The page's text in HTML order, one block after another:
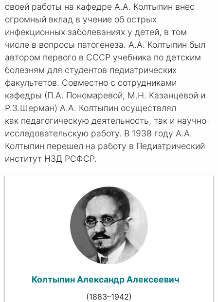
своей работы на кафедре А.А. Колтыпин внес
огромный вклад в учение об острых
инфекционных заболеваниях у детей, в том
числе в вопросы патогенеза. А.А. Колтыпин был
автором первого в СССР учебника по детским
болезням для студентов педиатрических
факультетов. Совместно с сотрудниками
кафедры (П.А. Пономаревой, М.Н. Казанцевой и
Р.З.Шерман) А.А. Колтыпин осуществлял
как педагогическую деятельность, так и научно-
исследовательскую работу. В 1938 году А.А.
Колтыпин перешел на работу в Педиатрический
институт НЗД РСФСР.
Колтыпин Александр Алексеевич
(1883–1942)